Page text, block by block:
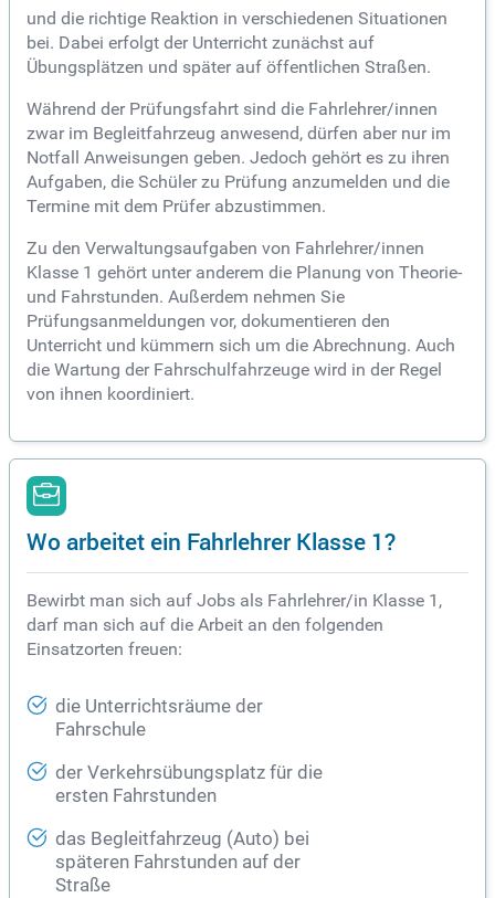
und die richtige Reaktion in verschiedenen Situationen
bei. Dabei erfolgt der Unterricht zunächst auf
Übungsplätzen und später auf öffentlichen Straßen.
Während der Prüfungsfahrt sind die Fahrlehrer/innen
zwar im Begleitfahrzeug anwesend, dürfen aber nur im
Notfall Anweisungen geben. Jedoch gehört es zu ihren
Aufgaben, die Schüler zu Prüfung anzumelden und die
Termine mit dem Prüfer abzustimmen.
Zu den Verwaltungsaufgaben von Fahrlehrer/innen
Klasse 1 gehört unter anderem die Planung von Theorie-
und Fahrstunden. Außerdem nehmen Sie
Prüfungsanmeldungen vor, dokumentieren den
Unterricht und kümmern sich um die Abrechnung. Auch
die Wartung der Fahrschulfahrzeuge wird in der Regel
von ihnen koordiniert.
Wo arbeitet ein Fahrlehrer Klasse 1?
Bewirbt man sich auf Jobs als Fahrlehrer/in Klasse 1,
darf man sich auf die Arbeit an den folgenden
Einsatzorten freuen:
die Unterrichtsräume der
Fahrschule
der Verkehrsübungsplatz für die
ersten Fahrstunden
das Begleitfahrzeug (Auto) bei
späteren Fahrstunden auf der
Straße